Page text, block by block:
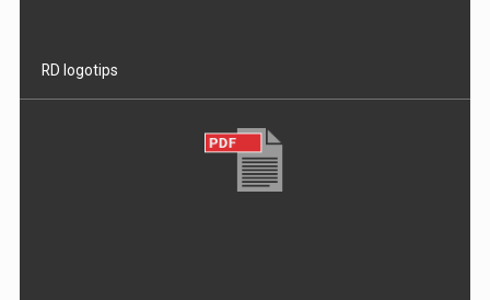
RD logotips